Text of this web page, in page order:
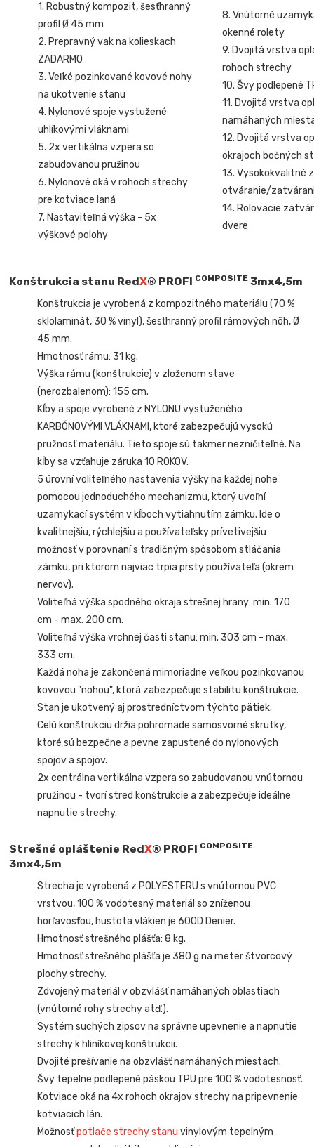
1. Robustný kompozit, šesťhranný
profil Ø 45 mm
2. Prepravný vak na kolieskach
ZADARMO
3. Veľké pozinkované kovové nohy
na ukotvenie stanu
4. Nylonové spoje vystužené
uhlíkovými vláknami
5. 2x vertikálna vzpera so
zabudovanou pružinou
6. Nylonové oká v rohoch strechy
pre kotviace laná
7. Nastaviteľná výška - 5x
výškové polohy
8. Vnútorné
okenné rolety
9. Dvojitá vrstva
rohoch strechy
10. Švy podlepené
11. Dvojitá vrstva
namáhaných
12. Dvojitá vrstva
okrajoch bočných
13. Vysokokvalitné
otváranie/
14. Rolovacie
dvere
Konštrukcia stanu RedX® PROFI COMPOSITE 3mx4,5m
Konštrukcia je vyrobená z kompozitného materiálu (70 %
sklolaminát, 30 % vinyl), šesťhranný profil rámových nôh, Ø
45 mm.
Hmotnosť rámu: 31 kg.
Výška rámu (konštrukcie) v zloženom stave
(nerozbalenom): 155 cm.
Kĺby a spoje vyrobené z NYLONU vystuženého
KARBÓNOVÝMI VLÁKNAMI, ktoré zabezpečujú vysokú
pružnosť materiálu. Tieto spoje sú takmer nezničiteľné. Na
kĺby sa vzťahuje záruka 10 ROKOV.
5 úrovní voliteľného nastavenia výšky na každej nohe
pomocou jednoduchého mechanizmu, ktorý uvoľní
uzamykací systém v kĺboch vytiahnutím zámku. Ide o
kvalitnejšiu, rýchlejšiu a používateľsky prívetivejšiu
možnosť v porovnaní s tradičným spôsobom stláčania
zámku, pri ktorom najviac trpia prsty používateľa (okrem
nervov).
Voliteľná výška spodného okraja strešnej hrany: min. 170
cm - max. 200 cm.
Voliteľná výška vrchnej časti stanu: min. 303 cm - max.
333 cm.
Každá noha je zakončená mimoriadne veľkou pozinkovanou
kovovou "nohou", ktorá zabezpečuje stabilitu konštrukcie.
Stan je ukotvený aj prostredníctvom týchto pätiek.
Celú konštrukciu držia pohromade samosvorné skrutky,
ktoré sú bezpečne a pevne zapustené do nylonových
spojov a spojov.
2x centrálna vertikálna vzpera so zabudovanou vnútornou
pružinou - tvorí stred konštrukcie a zabezpečuje ideálne
napnutie strechy.
Strešné opláštenie RedX® PROFI COMPOSITE
3mx4,5m
Strecha je vyrobená z POLYESTERU s vnútornou PVC
vrstvou, 100 % vodotesný materiál so zníženou
horľavosťou, hustota vlákien je 600D Denier.
Hmotnosť strešného plášťa: 8 kg.
Hmotnosť strešného plášťa je 380 g na meter štvorcový
plochy strechy.
Zdvojený materiál v obzvlášť namáhaných oblastiach
(vnútorné rohy strechy atď.).
Systém suchých zipsov na správne upevnenie a napnutie
strechy k hliníkovej konštrukcii.
Dvojité prešívanie na obzvlášť namáhaných miestach.
Švy tepelne podlepené páskou TPU pre 100 % vodotesnosť.
Kotviace oká na 4x rohoch okrajov strechy na pripevnenie
kotviacich lán.
Možnosťpotlače strechy stanu vinylovým tepelným